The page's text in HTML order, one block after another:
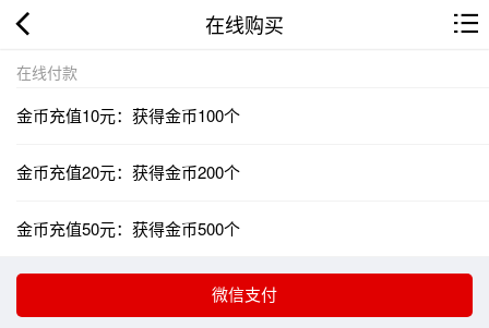
在线购买
在线付款
金币充值10元：获得金币100个
金币充值20元：获得金币200个
金币充值50元：获得金币500个